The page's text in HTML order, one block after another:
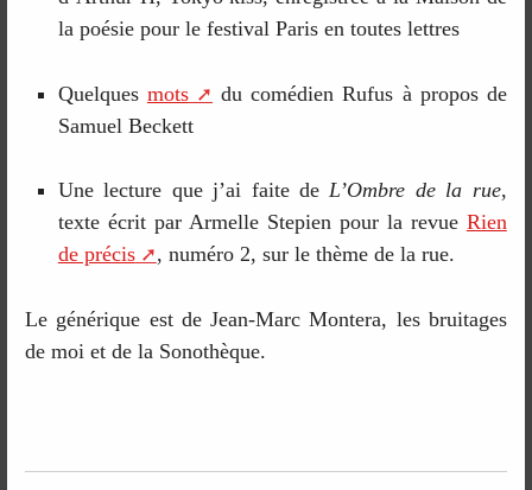
la poésie pour le festival Paris en toutes lettres
Quelques mots
du comédien Rufus à propos de
Samuel Beckett
Une lecture que j’ai faite deL’Ombre de la rue,
texte écrit par Armelle Stepien pour la revue Rien
de précis
, numéro 2, sur le thème de la rue.
Le générique est de Jean-Marc Montera, les bruitages
de moi et de la Sonothèque.